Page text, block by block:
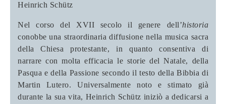
Heinrich Schütz
Nel corso del XVII secolo il genere dell’historia
conobbe una straordinaria diffusione nella musica sacra
della Chiesa protestante, in quanto consentiva di
narrare con molta efficacia le storie del Natale, della
Pasqua e della Passione secondo il testo della Bibbia di
Martin Lutero. Universalmente noto e stimato già
durante la sua vita, Heinrich Schütz iniziò a dedicarsi a